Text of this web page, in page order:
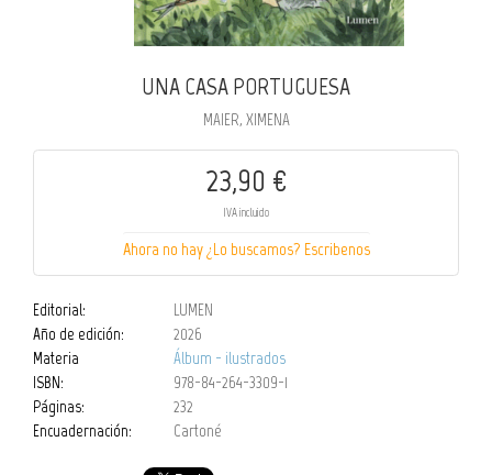
UNA CASA PORTUGUESA
MAIER, XIMENA
23,90 €
IVA incluido
Ahora no hay ¿Lo buscamos? Escribenos
Editorial:
LUMEN
Año de edición:
2026
Materia
Álbum - ilustrados
ISBN:
978-84-264-3309-1
Páginas:
232
Encuadernación:
Cartoné